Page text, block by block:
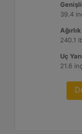
39.4
Ağırlık
240.1
Uç
21.6